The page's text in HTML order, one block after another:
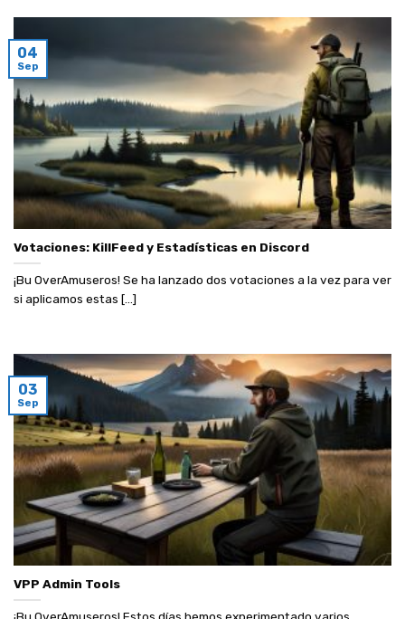
Votaciones: KillFeed y Estadísticas en Discord
¡Bu OverAmuseros! Se ha lanzado dos votaciones a la vez para ver
si aplicamos estas [...]
04
Sep
VPP Admin Tools
03
Sep